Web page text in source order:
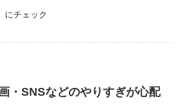
にチェック
・SNSなどのやりすぎが心配